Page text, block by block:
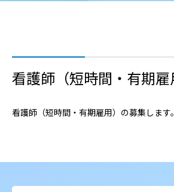
人間ドック希望の方
当院へ就職希望の方
看護師（短時間・有期
看護師（短時間・有期雇用）の募集しま